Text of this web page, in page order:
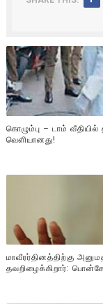
கொழும்பு – டாம்
வௌியானது!
மாவீரர்தினத்திற்கு
தவறிழைக்கிறார்: